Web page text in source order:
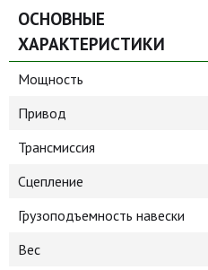
ОСНОВНЫЕ
ХАРАКТЕРИСТИКИ
Мощность
Привод
Трансмиссия
Сцепление
Грузоподъемность навески
Вес